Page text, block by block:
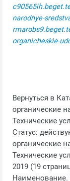
narodnye-
organicheskie-
Вернуться в
органические
Технические
Статус:
органические
Технические
2019 (19
Наименование.